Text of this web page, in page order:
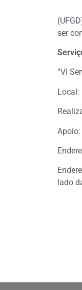
ser
“VI
Local:
Apoio:
lado